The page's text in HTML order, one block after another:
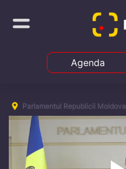
Agenda
Parlamentul Republicii Moldova